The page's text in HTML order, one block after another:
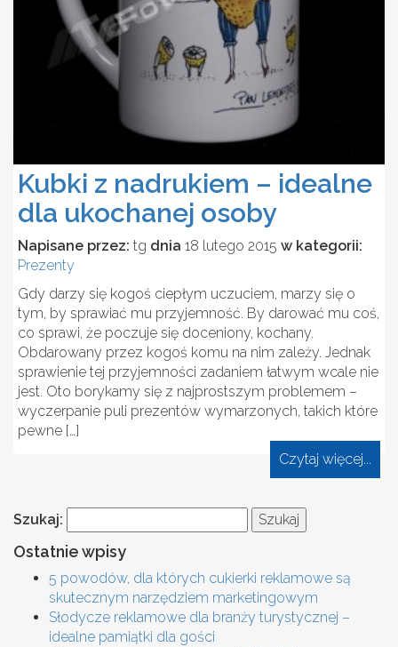
Kubki z nadrukiem – idealne
dla ukochanej osoby
Napisane przez: tg dnia 18 lutego 2015 w kategorii:
Prezenty
Gdy darzy się kogoś ciepłym uczuciem, marzy się o
tym, by sprawiać mu przyjemność. By darować mu coś,
co sprawi, że poczuje się doceniony, kochany.
Obdarowany przez kogoś komu na nim zależy. Jednak
sprawienie tej przyjemności zadaniem łatwym wcale nie
jest. Oto borykamy się z najprostszym problemem –
wyczerpanie puli prezentów wymarzonych, takich które
pewne […]
Czytaj więcej...
Szukaj:
Ostatnie wpisy
5 powodów, dla których cukierki reklamowe są
skutecznym narzędziem marketingowym
Słodycze reklamowe dla branży turystycznej –
idealne pamiątki dla gości